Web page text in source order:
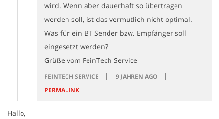
wird. Wenn aber dauerhaft so übertragen
werden soll, ist das vermutlich nicht optimal.
Was für ein BT Sender bzw. Empfänger soll
eingesetzt werden?
Grüße vom FeinTech Service
FEINTECH SERVICE
9 JAHREN AGO
PERMALINK
Hallo,